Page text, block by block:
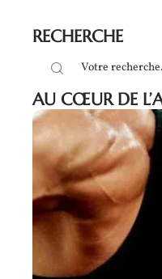
RECHERCHE
AU CŒUR DE